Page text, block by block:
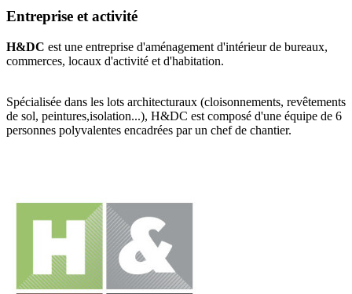
Entreprise et activité
H&DC est une entreprise d'aménagement d'intérieur de bureaux,
commerces, locaux d'activité et d'habitation.
Spécialisée dans les lots architecturaux (cloisonnements, revêtements
de sol, peintures,isolation...), H&DC est composé d'une équipe de 6
personnes polyvalentes encadrées par un chef de chantier.